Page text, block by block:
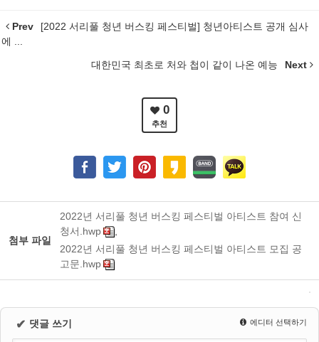
Prev
[2022 서리풀 청년 버스킹 페스티벌] 청년아티스트 공개 심사
에 ...
대한민국 최초로 처와 첩이 같이 나온 예능 Next
0
추천
첨부 파일
2022년 서리풀 청년 버스킹 페스티벌 아티스트 참여 신
청서.hwp
2022년 서리풀 청년 버스킹 페스티벌 아티스트 모집 공
고문.hwp
✔ 댓글 쓰기 에디터 선택하기